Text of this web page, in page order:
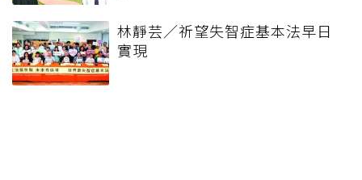
林靜芸／祈望失智症基本法早日
實現